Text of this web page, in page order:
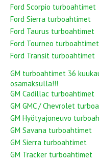
Ford Scorpio turboahtimet
Ford Sierra turboahtimet
Ford Taurus turboahtimet
Ford Tourneo turboahtimet
Ford Transit turboahtimet
GM turboahtimet 36
osamaksulla!!!
GM Cadillac turboahtimet
GM GMC / Chevrolet
GM Hyötyajoneuvo
GM Savana turboahtimet
GM Sierra turboahtimet
GM Tracker turboahtimet